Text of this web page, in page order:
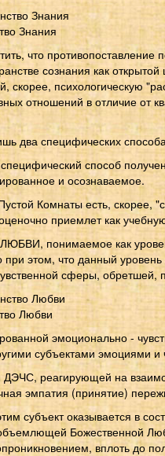
Знания
что
сознания как
скорее, психологическую
отношений в отличие от
два специфических
способ
и осознаваемое.
Комнаты есть, скорее,
приемлет как
понимаемое как
этом, что данный
сферы, обретшей,
Любви
эмоционально -
субъектами эмоциями и
ДЭЧС, реагирующей на
эмпатия (принятие)
субъект оказывается в
Божественной
вплоть до